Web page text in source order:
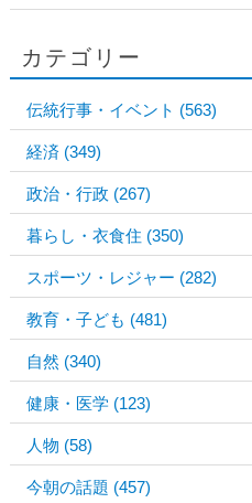
カテゴリー
伝統行事・イベント (563)
経済 (349)
政治・行政 (267)
暮らし・衣食住 (350)
スポーツ・レジャー (282)
教育・子ども (481)
自然 (340)
健康・医学 (123)
人物 (58)
今朝の話題 (457)